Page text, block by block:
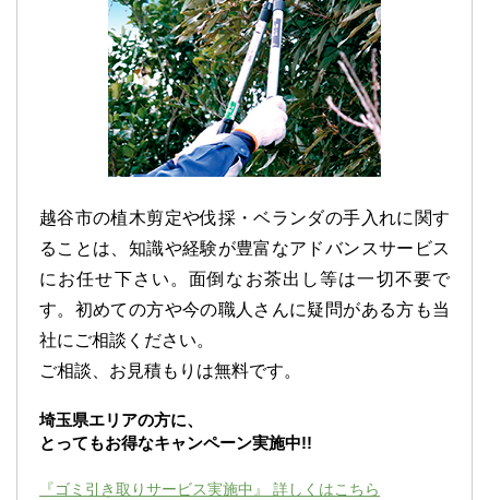
越谷市の植木剪定や伐採・ベランダの手入れに関す
ることは、知識や経験が豊富なアドバンスサービス
にお任せ下さい。面倒なお茶出し等は一切不要で
す。初めての方や今の職人さんに疑問がある方も当
社にご相談ください。
ご相談、お見積もりは無料です。
埼玉県エリアの方に、
とってもお得なキャンペーン実施中!!
『ゴミ引き取りサービス実施中』 詳しくはこちら